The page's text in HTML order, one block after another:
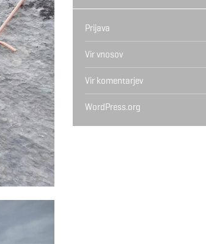
Prijava
Vir vnosov
Vir komentarjev
WordPress.org